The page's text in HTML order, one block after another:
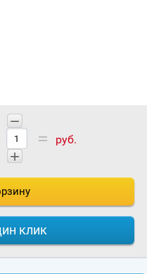
−
+
руб.
клик